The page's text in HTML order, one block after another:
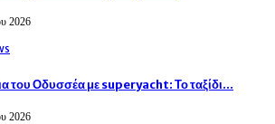
2026
του Οδυσσέα με superyacht: Το ταξίδι…
2026